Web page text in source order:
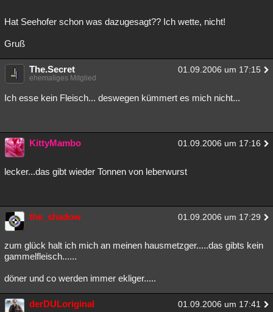
Hat Seehofer schon was dazugesagt?? Ich wette, nicht!
Gruß
The.Secret 01.09.2006 um 17:15
ehemaliges Mitglied
Ich esse kein Fleisch... deswegen kümmert es mich nicht...
KittyMambo 01.09.2006 um 17:16
lecker...das gibt wieder Tonnen von leberwurst
the_shadow 01.09.2006 um 17:29
zum glück halt ich mich an meinen hausmetzger.....das gibts kein
gammelfleisch......
döner und co werden immer ekliger.....
derDULoriginal 01.09.2006 um 17:41